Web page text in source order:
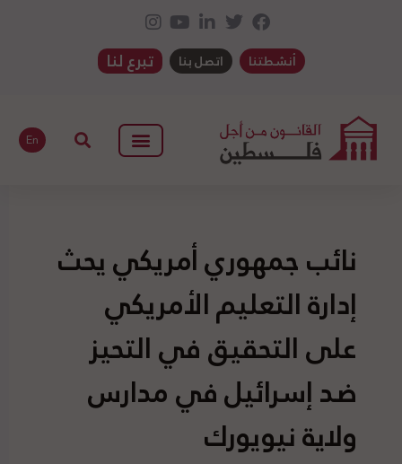
أنشطتنا اتصل بنا تبرع لنا
En
نائب جمهوري أمريكي يحث
إدارة التعليم الأمريكي
على التحقيق في التحيز
ضد إسرائيل في مدارس
ولاية نيويورك